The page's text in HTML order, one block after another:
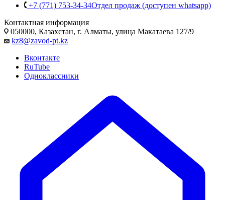
+7 (771) 753-34-34Отдел продаж (доступен whatsapp)
Контактная информация
050000, Казахстан, г. Алматы, улица Макатаева 127/9
kz8@zavod-pt.kz
Вконтакте
RuTube
Одноклассники